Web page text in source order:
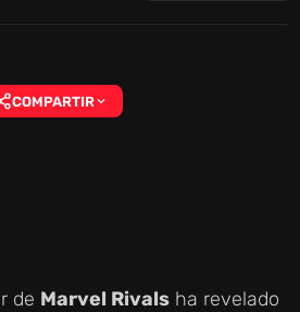
COMPARTIR
de Marvel Rivals ha revelado